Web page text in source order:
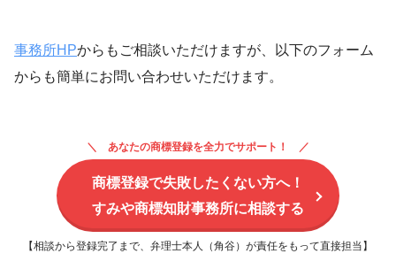
事務所HPからもご相談いただけますが、以下のフォーム
からも簡単にお問い合わせいただけます。
あなたの商標登録を全力でサポート！
商標登録で失敗したくない方へ！
すみや商標知財事務所に相談する
【相談から登録完了まで、弁理士本人（角谷）が責任をもって直接担当】